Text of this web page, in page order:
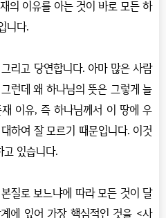
의 이유를 아는 것이 바로 모든 하
니다.
리고 당연합니다. 아마 많은 사람
런데 왜 하나님의 뜻은 그렇게 늘
이유, 즉 하나님께서 이 땅에 우
하여 잘 모르기 때문입니다. 이것
고 있습니다.
질로 보느냐에 따라 모든 것이 달
에 있어 가장 핵심적인 것을 <사